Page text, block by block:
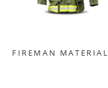
FIREMAN MATERIAL